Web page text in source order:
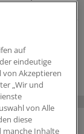
zu
an.
auf
eindeutige
von Akzeptieren
„Wir und
von Alle
diese
manche Inhalte